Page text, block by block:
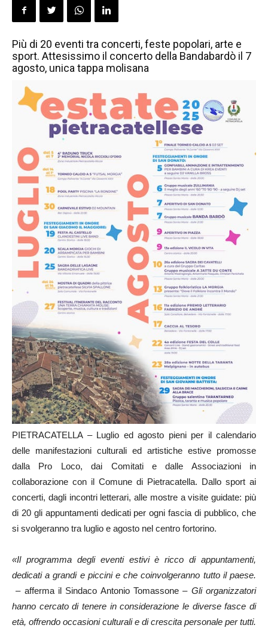
Più di 20 eventi tra concerti, feste popolari, arte e
sport. Attesissimo il concerto della Bandabardò il 7
agosto, unica tappa molisana
PIETRACATELLA – Luglio ed agosto pieni per il calendario
delle manifestazioni culturali ed artistiche estive promosse
dalla Pro Loco, dai Comitati e dalle Associazioni in
collaborazione con il Comune di Pietracatella. Dallo sport ai
concerti, dagli incontri letterari, alle mostre a visite guidate: più
di 20 gli appuntamenti dedicati per ogni fascia di pubblico, che
si svolgeranno tra luglio e agosto nel centro fortorino.
«Il programma degli eventi estivi è ricco di appuntamenti,
dedicati a grandi e piccini e che coinvolgeranno tutto il paese.
–afferma il Sindaco Antonio Tomassone– Gli organizzatori
hanno cercato di tenere in considerazione le diverse fasce di
età, offrendo occasioni culturali e di crescita personale per tutti.